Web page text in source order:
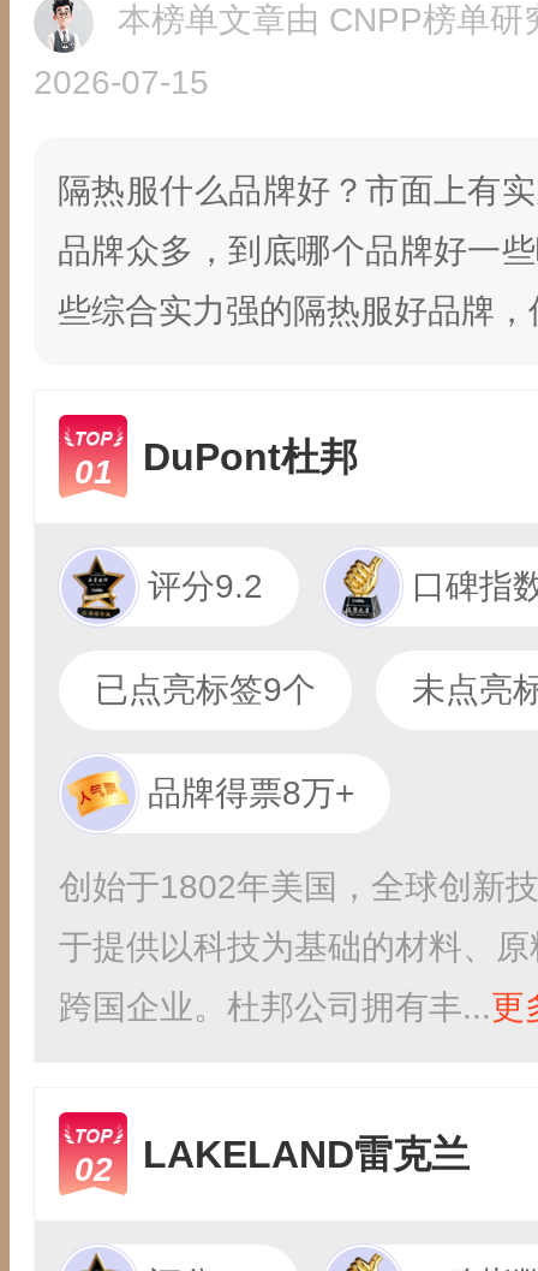
本榜单文章由 CNPP榜单
2026-07-15
隔热服什么品牌好？市面上有
品牌众多，到底哪个品牌好一
些综合实力强的隔热服好品牌
01 DuPont杜邦
评分9.2 口碑指
已点亮标签9个 未点亮
品牌得票8万+
创始于1802年美国，全球创新
于提供以科技为基础的材料、
跨国企业。杜邦公司拥有丰...更
02 LAKELAND雷克兰